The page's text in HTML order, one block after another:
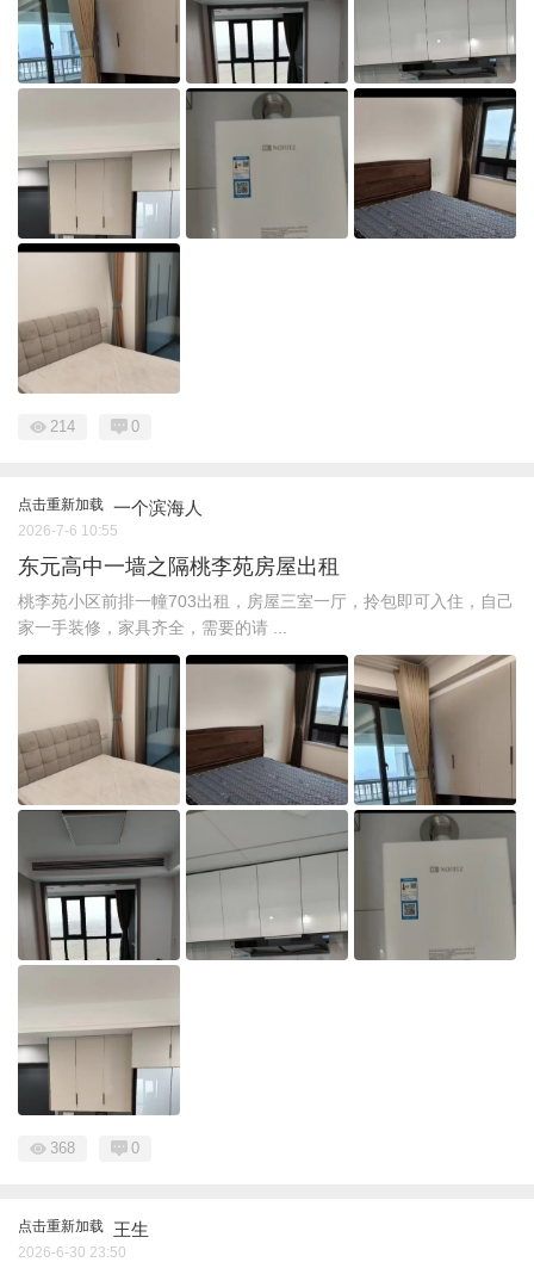
214 0
点击重新加载 一个滨海人
2026-7-6 10:55
东元高中一墙之隔桃李苑房屋出租
桃李苑小区前排一幢703出租，房屋三室一厅，拎包即可入住，自己
家一手装修，家具齐全，需要的请 ...
368 0
点击重新加载 王生
2026-6-30 23:50